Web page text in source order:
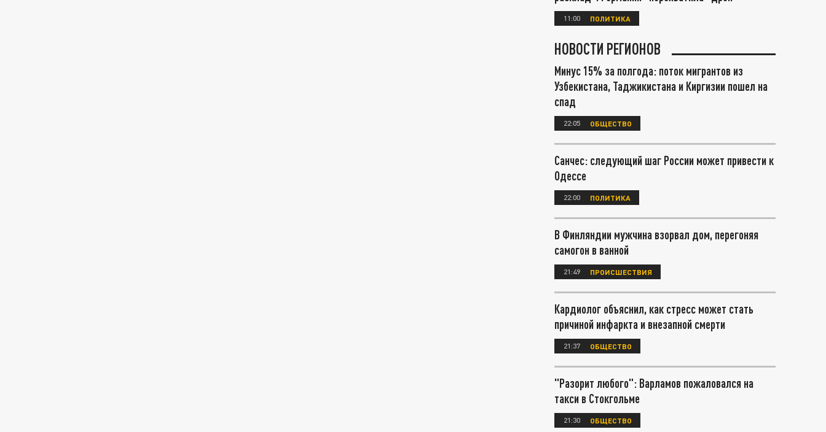
11:00 ПОЛИТИКА
НОВОСТИ РЕГИОНОВ
Минус 15% за полгода: поток мигрантов из
Узбекистана, Таджикистана и Киргизии пошел на
спад
22:05 ОБЩЕСТВО
Санчес: следующий шаг России может привести к
Одессе
22:00 ПОЛИТИКА
В Финляндии мужчина взорвал дом, перегоняя
самогон в ванной
21:49 ПРОИСШЕСТВИЯ
Кардиолог объяснил, как стресс может стать
причиной инфаркта и внезапной смерти
21:37 ОБЩЕСТВО
"Разорит любого": Варламов пожаловался на
такси в Стокгольме
21:30 ОБЩЕСТВО